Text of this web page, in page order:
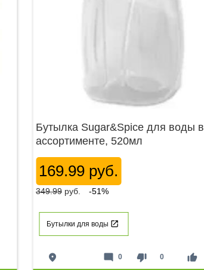
Бутылка Sugar&Spice для воды в
ассортименте, 520мл
169.99 руб.
349.99 руб. -51%
Бутылки для воды
place thumb_down 0 thumb_up
mode_comment 0